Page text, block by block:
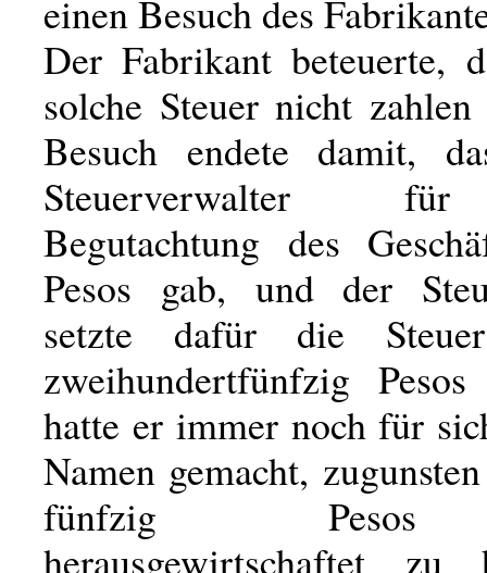
einen Besuch des
Der Fabrikant beteuerte,
solche Steuer nicht
Besuch endete damit,
Steuerverwalter
Begutachtung des
Pesos gab, und der
setzte dafür die
zweihundertfünfzig
hatte er immer noch für
Namen gemacht,
fünfzig
herausgewirtschaftet zu